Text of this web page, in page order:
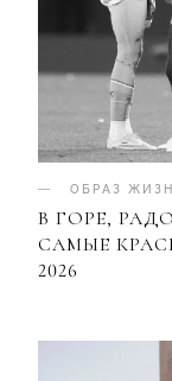
ОБРАЗ
В ГОРЕ,
САМЫЕ
2026